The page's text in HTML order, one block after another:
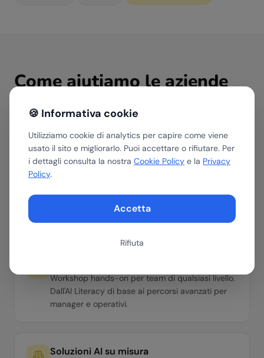
🍪 Informativa cookie
Utilizziamo cookie di analytics per capire come viene
usato il sito e migliorarlo. Puoi accettare o rifiutare. Per
i dettagli consulta la nostra Cookie Policy e la Privacy
Policy.
Accetta
Rifiuta
Come aiutiamo le aziende
del
Lombardia
Assessment AI
Roadmap con ROI stimato in 30 minuti.
Workshop hands-on per team di qualsiasi livello.
Dall'AI Literacy di base ai percorsi avanzati per
manager e operativi.
Soluzioni AI su misura